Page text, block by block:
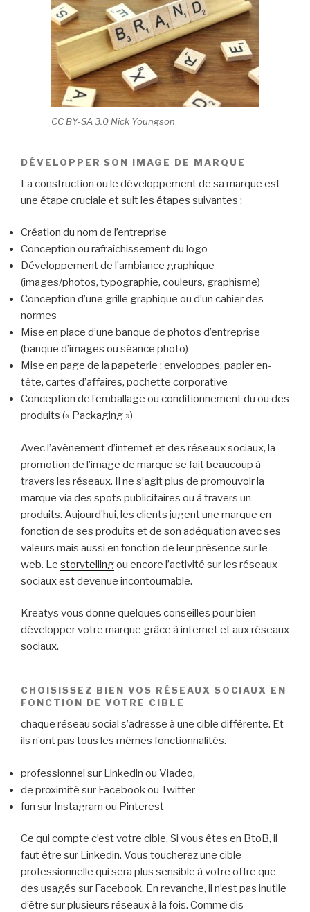
CC BY-SA 3.0 Nick Youngson
DÉVELOPPER SON IMAGE DE MARQUE
La construction ou le développement de sa marque est
une étape cruciale et suit les étapes suivantes :
Création du nom de l’entreprise
Conception ou rafraîchissement du logo
Développement de l’ambiance graphique
(images/photos, typographie, couleurs, graphisme)
Conception d’une grille graphique ou d’un cahier des
normes
Mise en place d’une banque de photos d’entreprise
(banque d’images ou séance photo)
Mise en page de la papeterie : enveloppes, papier en-
tête, cartes d’affaires, pochette corporative
Conception de l’emballage ou conditionnement du ou des
produits (« Packaging »)
Avec l’avènement d’internet et des réseaux sociaux, la
promotion de l’image de marque se fait beaucoup à
travers les réseaux. Il ne s’agit plus de promouvoir la
marque via des spots publicitaires ou à travers un
produits. Aujourd’hui, les clients jugent une marque en
fonction de ses produits et de son adéquation avec ses
valeurs mais aussi en fonction de leur présence sur le
web. Le storytellingou encore l’activité sur les réseaux
sociaux est devenue incontournable.
Kreatys vous donne quelques conseilles pour bien
développer votre marque grâce à internet et aux réseaux
sociaux.
CHOISISSEZ BIEN VOS RÉSEAUX SOCIAUX EN
FONCTION DE VOTRE CIBLE
chaque réseau social s’adresse à une cible différente. Et
ils n’ont pas tous les mêmes fonctionnalités.
professionnel sur Linkedin ou Viadeo,
de proximité sur Facebook ou Twitter
fun sur Instagram ou Pinterest
Ce qui compte c’est votre cible. Si vous êtes en BtoB, il
faut être sur Linkedin. Vous toucherez une cible
professionnelle qui sera plus sensible à votre offre que
des usagés sur Facebook. En revanche, il n’est pas inutile
d’être sur plusieurs réseaux à la fois. Comme dis